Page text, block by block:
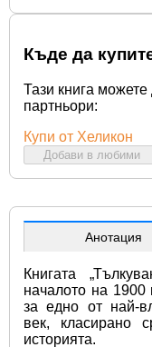
Къде да
Тази книга
партньори:
Купи от Хеликон
Добави в любими
Анотация
Книгата
началото на
за едно от най-
век, класирано
историята.